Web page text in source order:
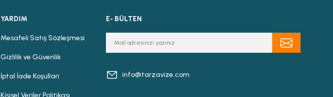
YARDIM
Mesafeli Satış Sözleşmesi
Gizlilik ve Güvenlik
İptal İade Koşullari
Kişisel Veriler Politikası
E- BÜLTEN
info@tarzavize.com